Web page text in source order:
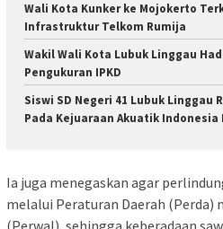
Wali Kota Kunker ke Mojokerto
Infrastruktur Telkom Rumija
Wakil Wali Kota Lubuk Linggau
Pengukuran IPKD
Siswi SD Negeri 41 Lubuk Linggau
Pada Kejuaraan Akuatik Indonesia
Ia juga menegaskan agar
melalui Peraturan Daerah (Perda)
(Perwal), sehingga keberadaan